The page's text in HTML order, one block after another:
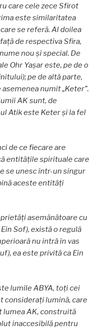
care cele zece Sfirot
este similaritatea
se referă. Al doilea
de respectiva Sfira,
nou și special. De
Ohr Yaşar este, pe de o
pe de altă parte,
numit „Keter”.
AK sunt, de
Atik este Keter și la fel
de ce fiecare are
entităţile spirituale care
se unesc într-un singur
aceste entităţi
asemănătoare cu
Sof), există o regulă
nu intră în vas
ea este privită ca Ein
lumile ABYA, toţi cei
consideraţi lumină, care
lumea AK, construită
inaccesibilă pentru